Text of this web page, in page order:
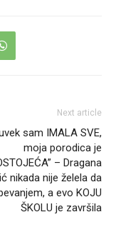
Next article
sam IMALA SVE,
moja porodica je
– Dragana
nikada nije želela da
a evo KOJU
ŠKOLU je završila